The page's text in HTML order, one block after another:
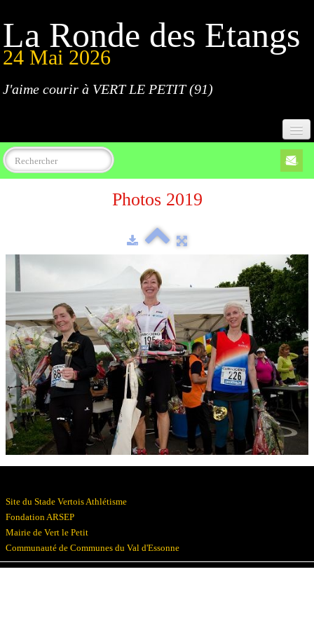
La Ronde des Etangs
24 Mai 2026
J'aime courir à VERT LE PETIT (91)
Accueil
Règlement
Parcours
Résultats
Devenez bénévoles
Partenaires
Photos▼
Photos 2019
Site du Stade Vertois Athlétisme
Fondation ARSEP
Mairie de Vert le Petit
Communauté de Communes du Val d'Essonne